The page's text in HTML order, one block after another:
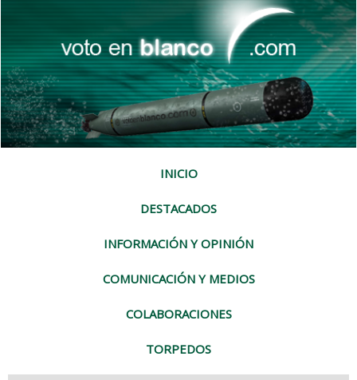
INICIO
DESTACADOS
INFORMACIÓN Y OPINIÓN
COMUNICACIÓN Y MEDIOS
COLABORACIONES
TORPEDOS